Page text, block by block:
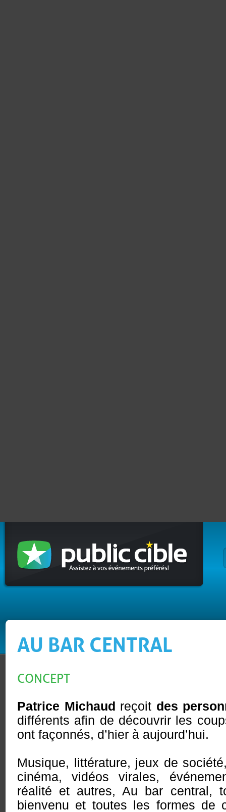
AU BAR CENTRAL
CONCEPT
Patrice Michaud reçoit des
différents afin de découvrir les
ont façonnés, d’hier à aujourd’hui.
Musique, littérature, jeux de
cinéma, vidéos virales,
réalité et autres, Au bar central,
bienvenu et toutes les formes de